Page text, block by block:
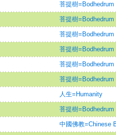
菩提樹=Bodhedrum
菩提樹=Bodhedrum
菩提樹=Bodhedrum
菩提樹=Bodhedrum
菩提樹=Bodhedrum
菩提樹=Bodhedrum
人生=Humanity
菩提樹=Bodhedrum
中國佛教=Chinese